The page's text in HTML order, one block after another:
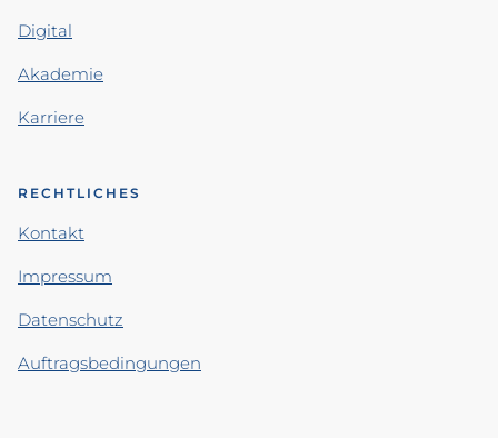
Digital
Akademie
Karriere
RECHTLICHES
Kontakt
Impressum
Datenschutz
Auftragsbedingungen